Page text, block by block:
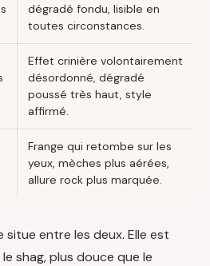
dégradé fondu, lisible en
toutes circonstances.
Effet crinière volontairement
désordonné, dégradé
poussé très haut, style
affirmé.
Frange qui retombe sur les
yeux, mèches plus aérées,
allure rock plus marquée.
situe entre les deux. Elle est
shag, plus douce que le